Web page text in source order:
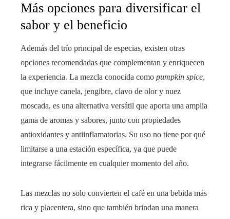
Más opciones para diversificar el
sabor y el beneficio
Además del trío principal de especias, existen otras
opciones recomendadas que complementan y enriquecen
la experiencia. La mezcla conocida como pumpkin spice,
que incluye canela, jengibre, clavo de olor y nuez
moscada, es una alternativa versátil que aporta una amplia
gama de aromas y sabores, junto con propiedades
antioxidantes y antiinflamatorias. Su uso no tiene por qué
limitarse a una estación específica, ya que puede
integrarse fácilmente en cualquier momento del año.
Las mezclas no solo convierten el café en una bebida más
rica y placentera, sino que también brindan una manera